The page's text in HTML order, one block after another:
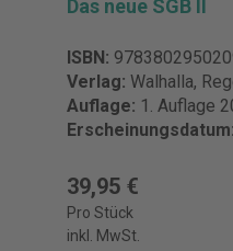
Das neue SGB II
ISBN:
Verlag: Walhalla,
Auflage: 1. Auflage
Erscheinungsdatum:
39,95 €
Pro Stück
inkl. MwSt.